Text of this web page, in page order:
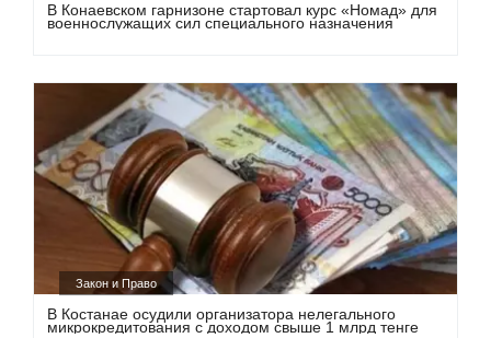
В Конаевском гарнизоне стартовал курс «Номад» для
военнослужащих сил специального назначения
Закон и Право
В Костанае осудили организатора нелегального
микрокредитования с доходом свыше 1 млрд тенге